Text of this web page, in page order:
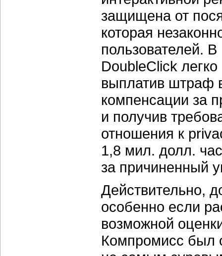
защищена от
которая
пользователей.
DoubleClick
выплатив штраф
компенсации за
и получив
отношения к
1,8 мил. долл.
за причиненный
Действительно,
особенно если
возможной
Компромисс был